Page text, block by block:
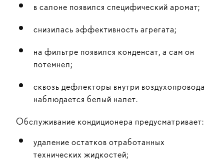
в салоне появился специфический аромат;
снизилась эффективность агрегата;
на фильтре появился конденсат, а сам он
потемнел;
сквозь дефлекторы внутри воздухопровода
наблюдается белый налет.
Обслуживание кондиционера предусматривает:
удаление остатков отработанных
технических жидкостей;